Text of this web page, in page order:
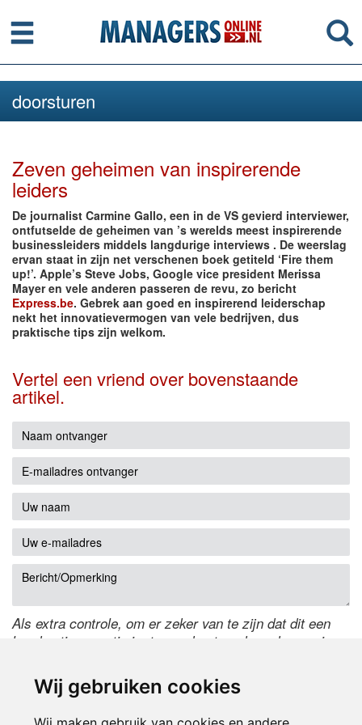
Wij gebruiken cookies
Menu
doorsturen
Zeven geheimen van inspirerende
leiders
De journalist Carmine Gallo, een in de VS gevierd interviewer,
ontfutselde de geheimen van ’s werelds meest inspirerende
businessleiders middels langdurige interviews . De weerslag
ervan staat in zijn net verschenen boek getiteld ‘Fire them
up!’. Apple’s Steve Jobs, Google vice president Merissa
Mayer en vele anderen passeren de revu, zo bericht
Express.be. Gebrek aan goed en inspirerend leiderschap
nekt het innovatievermogen van vele bedrijven, dus
praktische tips zijn welkom.
Vertel een vriend over bovenstaande
artikel.
Als extra controle, om er zeker van te zijn dat dit een
handmatige reactie is, typ onderstaande code over in
de code te wijzigen.